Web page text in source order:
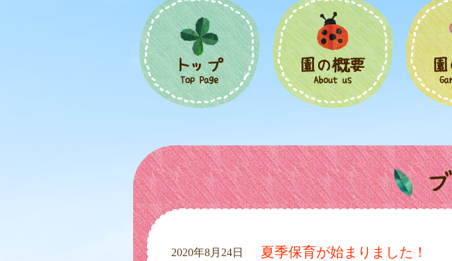
2020年8月24日 夏季保育が始まりました！